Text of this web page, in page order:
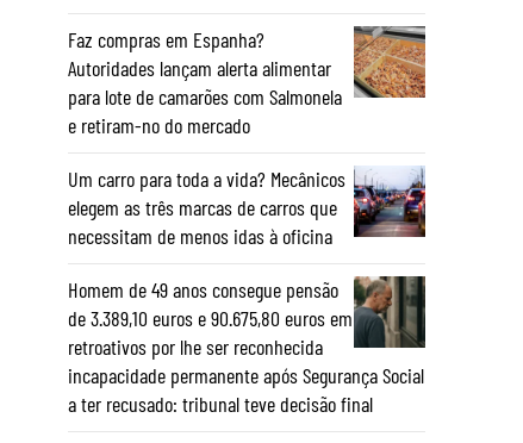
Faz compras em Espanha?
Autoridades lançam alerta alimentar
para lote de camarões com Salmonela
e retiram-no do mercado
Um carro para toda a vida? Mecânicos
elegem as três marcas de carros que
necessitam de menos idas à oficina
Homem de 49 anos consegue pensão
de 3.389,10 euros e 90.675,80 euros em
retroativos por lhe ser reconhecida
incapacidade permanente após Segurança Social
a ter recusado: tribunal teve decisão final